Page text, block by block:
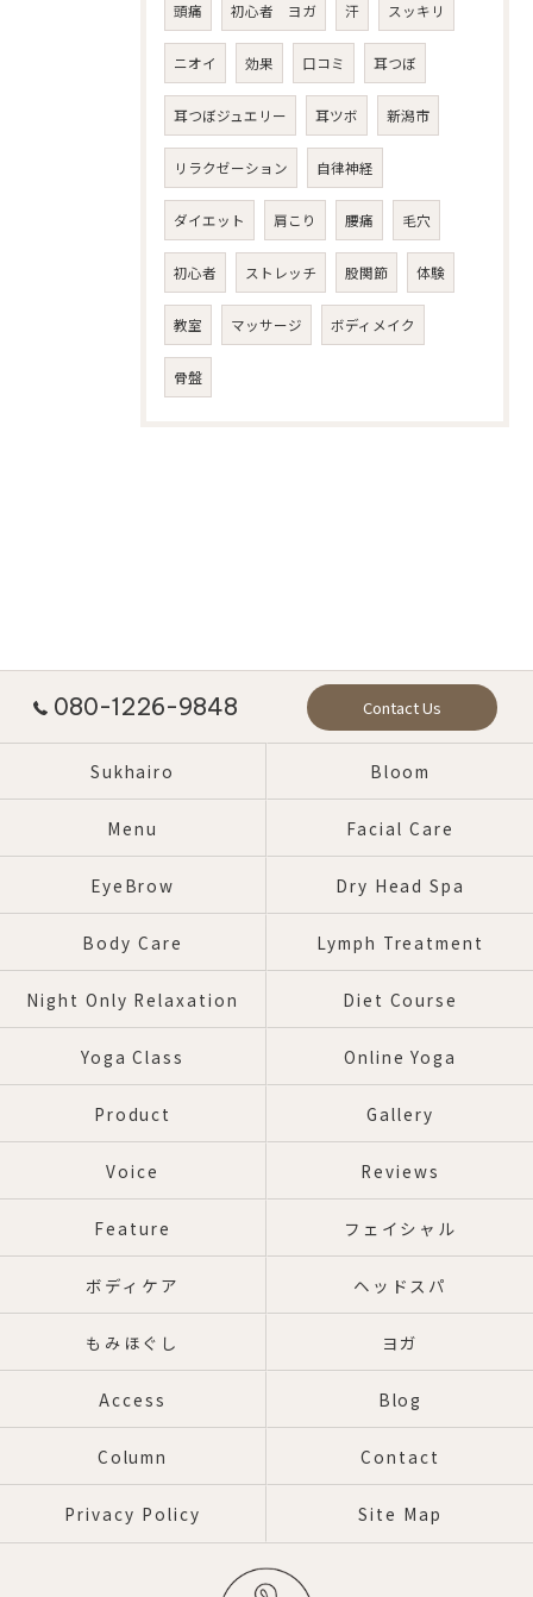
頭痛 初心者 ヨガ 汗 スッキリ
ニオイ 効果 口コミ 耳つぼ
耳つぼジュエリー 耳ツボ 新潟市
リラクゼーション 自律神経
ダイエット 肩こり 腰痛 毛穴
初心者 ストレッチ 股関節 体験
教室 マッサージ ボディメイク
骨盤
080-1226-9848 Contact Us
Sukhairo Bloom
Menu Facial Care
EyeBrow Dry Head Spa
Body Care Lymph Treatment
Night Only Relaxation Diet Course
Yoga Class Online Yoga
Product Gallery
Voice Reviews
Feature フェイシャル
ボディケア ヘッドスパ
もみほぐし ヨガ
Access Blog
Column Contact
Privacy Policy Site Map